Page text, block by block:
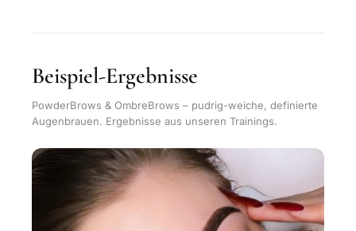
Beispiel-Ergebnisse
PowderBrows & OmbreBrows – pudrig-weiche, definierte
Augenbrauen. Ergebnisse aus unseren Trainings.